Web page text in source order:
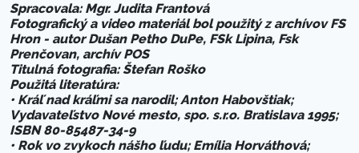
Spracovala: Mgr. Judita Frantová
Fotografický a video materiál bol použitý z archívov FS
Hron - autor Dušan Petho DuPe, FSk Lipina, Fsk
Prenčovan, archív POS
Titulná fotografia: Štefan Roško
Použitá literatúra:
• Kráľ nad kráľmi sa narodil; Anton Habovštiak;
Vydavateľstvo Nové mesto, spo. s.r.o. Bratislava 1995;
ISBN 80-85487-34-9
• Rok vo zvykoch nášho ľudu; Emília Horváthová;